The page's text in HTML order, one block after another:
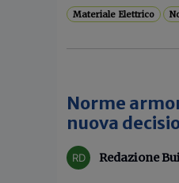
Materiale Elettrico
Norme
nuova
Redazione